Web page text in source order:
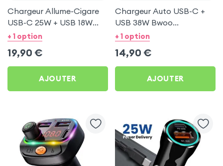
Chargeur Allume-Cigare
USB-C 25W + USB 18W
Bwoo pour Realme C61
+ 1 option
19,90 €
AJOUTER
Chargeur Auto USB-C +
USB 38W Bwoo
Transparent pour Realme
+ 1 option
14,90 €
AJOUTER